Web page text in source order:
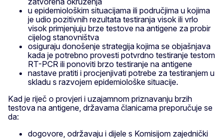
u epidemiološkim situacijama ili područjima u kojima
je udio pozitivnih rezultata testiranja visok ili vrlo
visok primjenjuju brze testove na antigene za probir
cijelog stanovništva
osiguraju donošenje strategija kojima se objašnjava
kada je potrebno provesti potvrdno testiranje testom
RT-PCR ili ponoviti brzo testiranje na antigene
nastave pratiti i procjenjivati potrebe za testiranjem u
skladu s razvojem epidemiološke situacije.
Kad je riječ o provjeri i uzajamnom priznavanju brzih
testova na antigene, državama članicama preporučuje se
da:
dogovore, održavaju i dijele s Komisijom zajednički